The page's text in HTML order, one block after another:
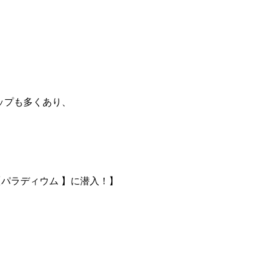
も多くあり、
ラディウム 】に潜入！】